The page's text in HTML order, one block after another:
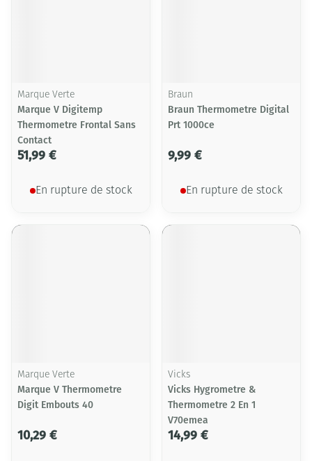
Marque Verte
Marque V Digitemp
Thermometre Frontal Sans
Contact
51,99 €
En rupture de stock
Braun
Braun Thermometre Digital
Prt 1000ce
9,99 €
En rupture de stock
Marque Verte
Marque V Thermometre
Digit Embouts 40
10,29 €
Vicks
Vicks Hygrometre &
Thermometre 2 En 1
V70emea
14,99 €